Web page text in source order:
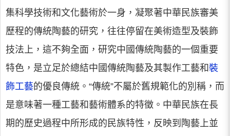
集科學技術和文化藝術於一身，凝聚著中華民族審美
歷程的傳統陶藝的研究，往往停留在美術造型及裝飾
技法上，這不夠全面，研究中國傳統陶藝的一個重要
特色，是立足於總結中國傳統陶藝及其製作工藝和裝
飾工藝的優良傳統。“傳統”不屬於舊規範化的別稱，而
是意味著一種工藝和藝術體系的特徵。中華民族在長
期的歷史過程中所形成的民族特性，反映到陶藝上並